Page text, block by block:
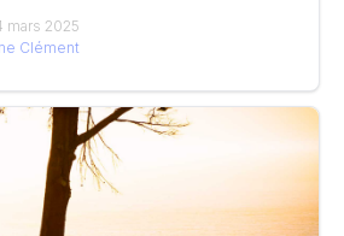
mars 2025
Clément